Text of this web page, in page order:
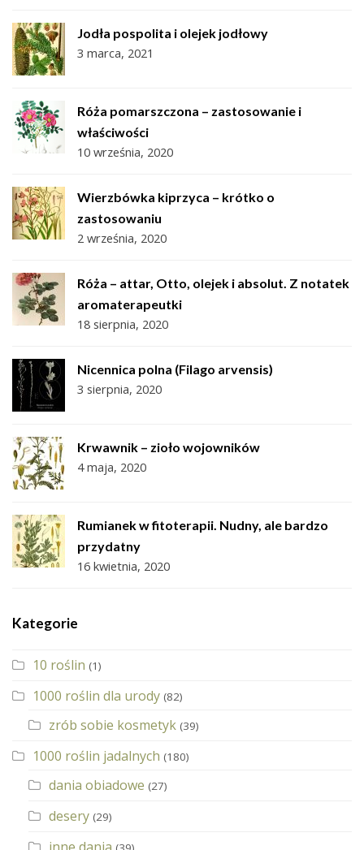
Jodła pospolita i olejek jodłowy
3 marca, 2021
Róża pomarszczona – zastosowanie i
właściwości
10 września, 2020
Wierzbówka kiprzyca – krótko o
zastosowaniu
2 września, 2020
Róża – attar, Otto, olejek i absolut. Z notatek
aromaterapeutki
18 sierpnia, 2020
Nicennica polna (Filago arvensis)
3 sierpnia, 2020
Krwawnik – zioło wojowników
4 maja, 2020
Rumianek w fitoterapii. Nudny, ale bardzo
przydatny
16 kwietnia, 2020
Kategorie
10 roślin (1)
1000 roślin dla urody (82)
zrób sobie kosmetyk (39)
1000 roślin jadalnych (180)
dania obiadowe (27)
desery (29)
inne dania